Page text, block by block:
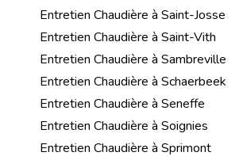
Entretien Chaudière à Saint-Josse
Entretien Chaudière à Saint-Vith
Entretien Chaudière à Sambreville
Entretien Chaudière à Schaerbeek
Entretien Chaudière à Seneffe
Entretien Chaudière à Soignies
Entretien Chaudière à Sprimont